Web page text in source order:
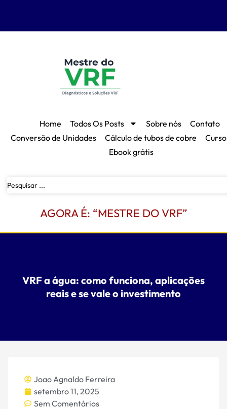
Home Todos Os Posts Sobre nós
Contato
Conversão de Unidades
Cálculo de tubos de cobre
Ebook grátis
AGORA É: “MESTRE DO VRF”
VRF a água: como funciona, aplicações
reais e se vale o investimento
Joao Agnaldo Ferreira
setembro 11, 2025
Sem Comentários